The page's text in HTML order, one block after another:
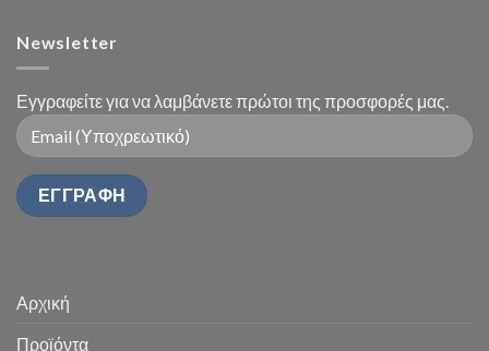
Newsletter
Εγγραφείτε για να λαμβάνετε πρώτοι της προσφορές μας.
Αρχική
Προϊόντα